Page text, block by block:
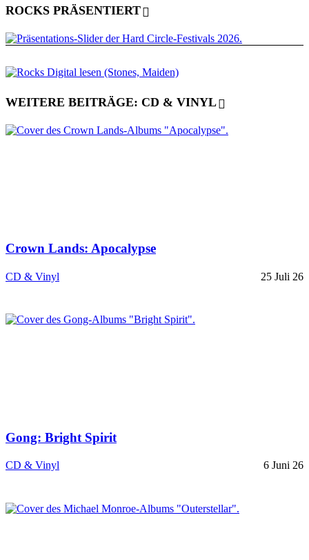
ROCKS PRÄSENTIERT
WEITERE BEITRÄGE: CD & VINYL
Crown Lands: Apocalypse
CD & Vinyl 25 Juli 26
Gong: Bright Spirit
CD & Vinyl 6 Juni 26